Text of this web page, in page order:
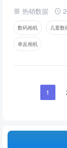
热销数据
数码相机 儿童数
单反相机
1